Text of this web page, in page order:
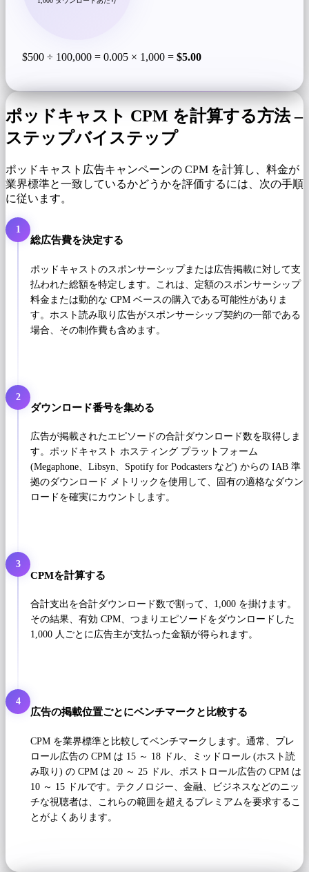
$500 ÷ 100,000 = 0.005 × 1,000 = $5.00
ポッドキャスト CPM を計算する方法 –
ステップバイステップ
ポッドキャスト広告キャンペーンの CPM を計算し、料金が
業界標準と一致しているかどうかを評価するには、次の手順
に従います。
1
総広告費を決定する
ポッドキャストのスポンサーシップまたは広告掲載に対して支
払われた総額を特定します。これは、定額のスポンサーシップ
料金または動的な CPM ベースの購入である可能性がありま
す。ホスト読み取り広告がスポンサーシップ契約の一部である
場合、その制作費も含めます。
2
ダウンロード番号を集める
広告が掲載されたエピソードの合計ダウンロード数を取得しま
す。ポッドキャスト ホスティング プラットフォーム
(Megaphone、Libsyn、Spotify for Podcasters など) からの IAB 準
拠のダウンロード メトリックを使用して、固有の適格なダウン
ロードを確実にカウントします。
3
CPMを計算する
合計支出を合計ダウンロード数で割って、1,000 を掛けます。
その結果、有効 CPM、つまりエピソードをダウンロードした
1,000 人ごとに広告主が支払った金額が得られます。
4
広告の掲載位置ごとにベンチマークと比較する
CPM を業界標準と比較してベンチマークします。通常、プレ
ロール広告の CPM は 15 ～ 18 ドル、ミッドロール (ホスト読
み取り) の CPM は 20 ～ 25 ドル、ポストロール広告の CPM は
10 ～ 15 ドルです。テクノロジー、金融、ビジネスなどのニッ
チな視聴者は、これらの範囲を超えるプレミアムを要求するこ
とがよくあります。